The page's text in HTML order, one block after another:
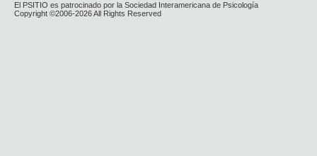
El PSITIO es patrocinado por la Sociedad Interamericana de Psicología
Copyright ©2006-2026 All Rights Reserved